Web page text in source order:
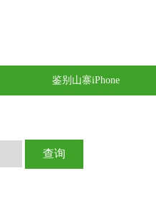
鉴别山寨iPhone